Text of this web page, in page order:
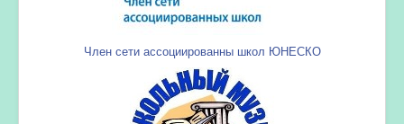
Член сети ассоциированны школ ЮНЕСКО